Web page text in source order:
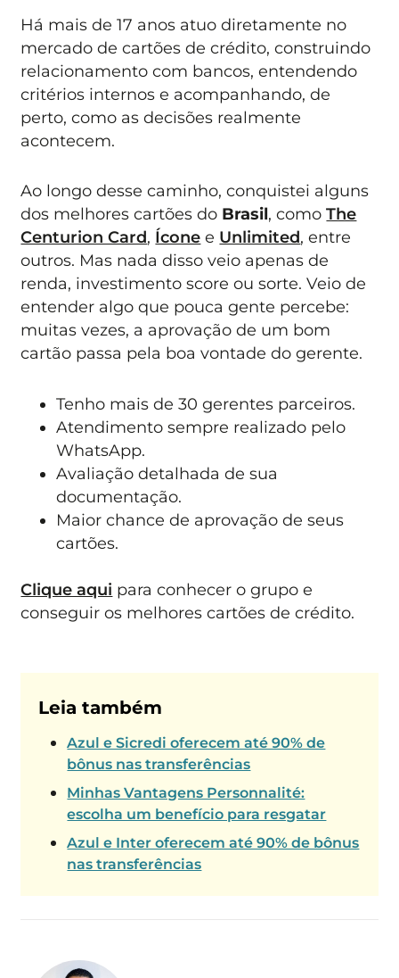
Há mais de 17 anos atuo diretamente no
mercado de cartões de crédito, construindo
relacionamento com bancos, entendendo
critérios internos e acompanhando, de
perto, como as decisões realmente
acontecem.
Ao longo desse caminho, conquistei alguns
dos melhores cartões do Brasil, comoThe
Centurion Card, Ícone e Unlimited, entre
outros. Mas nada disso veio apenas de
renda, investimento score ou sorte. Veio de
entender algo que pouca gente percebe:
muitas vezes, a aprovação de um bom
cartão passa pela boa vontade do gerente.
Tenho mais de 30 gerentes parceiros.
Atendimento sempre realizado pelo
WhatsApp.
Avaliação detalhada de sua
documentação.
Maior chance de aprovação de seus
cartões.
Clique aqui para conhecer o grupo e
conseguir os melhores cartões de crédito.
Leia também
Azul e Sicredi oferecem até 90% de
bônus nas transferências
Minhas Vantagens Personnalité:
escolha um benefício para resgatar
Azul e Inter oferecem até 90% de bônus
nas transferências